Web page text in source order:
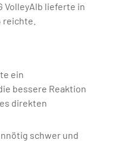
VolleyAlb lieferte in
ein
bessere Reaktion
direkten
schwer und